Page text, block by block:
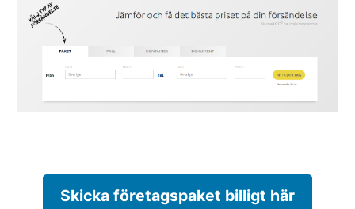
Skicka företagspaket billigt här